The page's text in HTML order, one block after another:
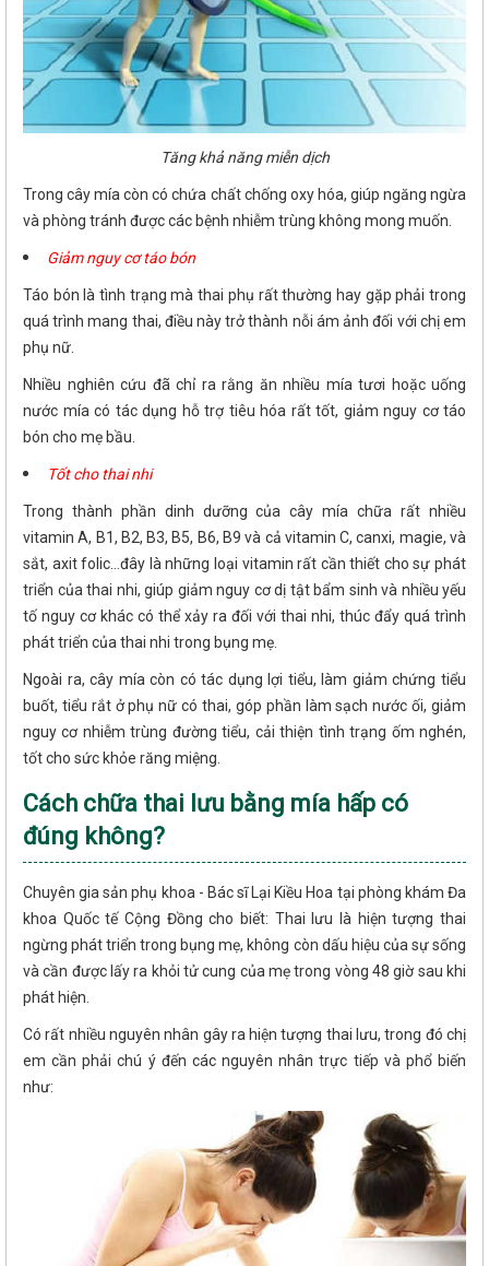
Tăng khả năng miễn dịch
Trong cây mía còn có chứa chất chống oxy hóa, giúp ngăng ngừa
và phòng tránh được các bệnh nhiễm trùng không mong muốn.
Giảm nguy cơ táo bón
Táo bón là tình trạng mà thai phụ rất thường hay gặp phải trong
quá trình mang thai, điều này trở thành nỗi ám ảnh đối với chị em
phụ nữ.
Nhiều nghiên cứu đã chỉ ra rằng ăn nhiều mía tươi hoặc uống
nước mía có tác dụng hỗ trợ tiêu hóa rất tốt, giảm nguy cơ táo
bón cho mẹ bầu.
Tốt cho thai nhi
Trong thành phần dinh dưỡng của cây mía chữa rất nhiều
vitamin A, B1, B2, B3, B5, B6, B9 và cả vitamin C, canxi, magie, và
sắt, axit folic…đây là những loại vitamin rất cần thiết cho sự phát
triển của thai nhi, giúp giảm nguy cơ dị tật bẩm sinh và nhiều yếu
tố nguy cơ khác có thể xảy ra đối với thai nhi, thúc đẩy quá trình
phát triển của thai nhi trong bụng mẹ.
Ngoài ra, cây mía còn có tác dụng lợi tiểu, làm giảm chứng tiểu
buốt, tiểu rắt ở phụ nữ có thai, góp phần làm sạch nước ối, giảm
nguy cơ nhiễm trùng đường tiểu, cải thiện tình trạng ốm nghén,
tốt cho sức khỏe răng miệng.
Cách chữa thai lưu bằng mía hấp có
đúng không?
Chuyên gia sản phụ khoa - Bác sĩ Lại Kiều Hoa tại phòng khám Đa
khoa Quốc tế Cộng Đồng cho biết: Thai lưu là hiện tượng thai
ngừng phát triển trong bụng mẹ, không còn dấu hiệu của sự sống
và cần được lấy ra khỏi tử cung của mẹ trong vòng 48 giờ sau khi
phát hiện.
Có rất nhiều nguyên nhân gây ra hiện tượng thai lưu, trong đó chị
em cần phải chú ý đến các nguyên nhân trực tiếp và phổ biến
như: